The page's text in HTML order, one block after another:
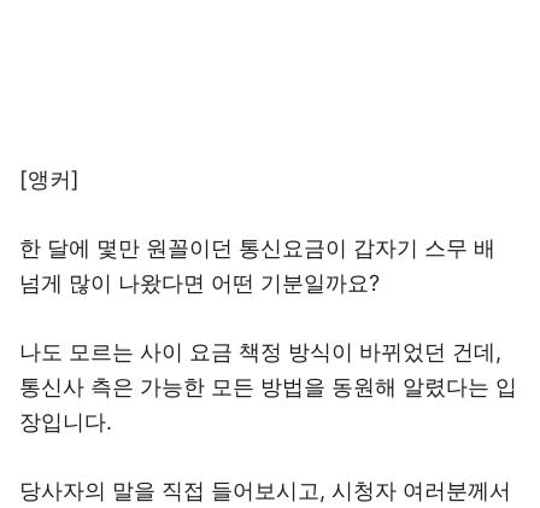
[앵커]
한 달에 몇만 원꼴이던 통신요금이 갑자기 스무 배
넘게 많이 나왔다면 어떤 기분일까요?
나도 모르는 사이 요금 책정 방식이 바뀌었던 건데,
통신사 측은 가능한 모든 방법을 동원해 알렸다는 입
장입니다.
당사자의 말을 직접 들어보시고, 시청자 여러분께서